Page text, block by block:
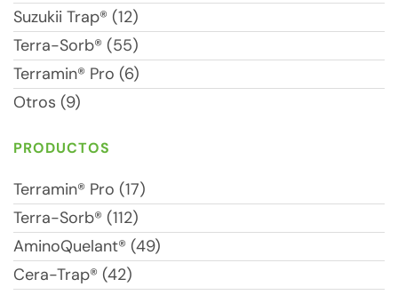
Suzukii Trap® (12)
Terra-Sorb® (55)
Terramin® Pro (6)
Otros (9)
PRODUCTOS
Terramin® Pro (17)
Terra-Sorb® (112)
AminoQuelant® (49)
Cera-Trap® (42)